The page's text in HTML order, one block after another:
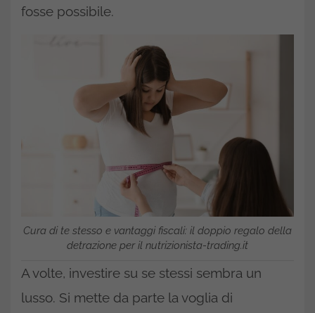
fosse possibile.
Cura di te stesso e vantaggi fiscali: il doppio regalo della
detrazione per il nutrizionista-trading.it
A volte, investire su se stessi sembra un
lusso. Si mette da parte la voglia di